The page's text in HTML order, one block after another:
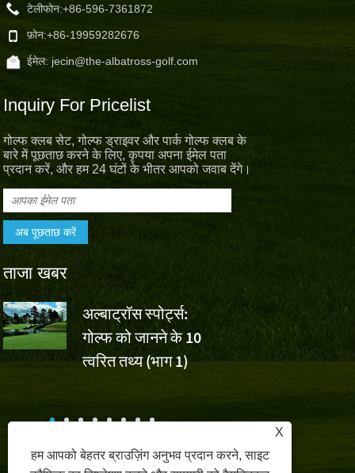
टेलीफोन:+86-596-7361872
फ़ोन:+86-19959282676
ईमेल: jecin@the-albatross-golf.com
Inquiry For Pricelist
गोल्फ क्लब सेट, गोल्फ ड्राइवर और पार्क गोल्फ क्लब के
बारे में पूछताछ करने के लिए, कृपया अपना ईमेल पता
प्रदान करें, और हम 24 घंटों के भीतर आपको जवाब देंगे।
ताजा खबर
अल्बाट्रॉस स्पोर्ट्स:
गोल्फ को जानने के 10
त्वरित तथ्य (भाग 1)
वॉल्वो
वू एशुन की
लिए अल्बाट्रॉस स्पोर्ट्स
X
हम आपको बेहतर ब्राउज़िंग अनुभव प्रदान करने, साइट